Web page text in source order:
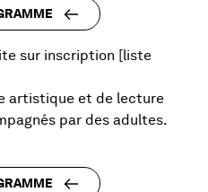
sur inscription [liste
artistique et de lecture
par des adultes.